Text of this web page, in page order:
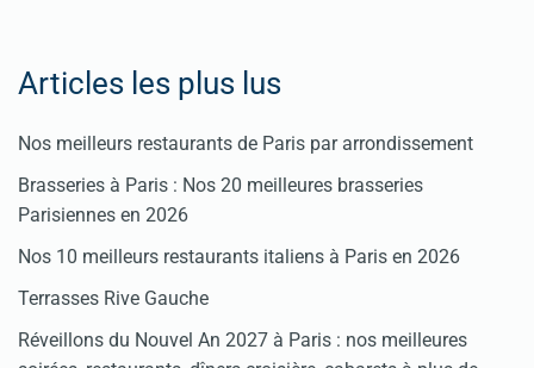
Articles les plus lus
Nos meilleurs restaurants de Paris par arrondissement
Brasseries à Paris : Nos 20 meilleures brasseries
Parisiennes en 2026
Nos 10 meilleurs restaurants italiens à Paris en 2026
Terrasses Rive Gauche
Réveillons du Nouvel An 2027 à Paris : nos meilleures